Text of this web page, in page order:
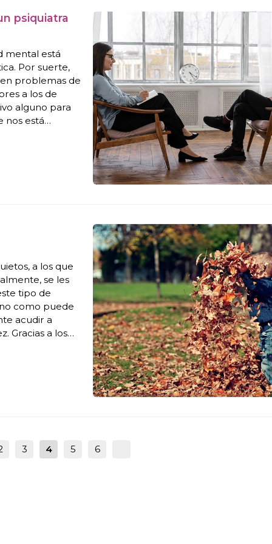
psiquiatra
mental está
Por suerte,
problemas de
a los de
alguno para
nos está
a los que
se les
tipo de
como puede
acudir a
Gracias a los
3 4 5 6